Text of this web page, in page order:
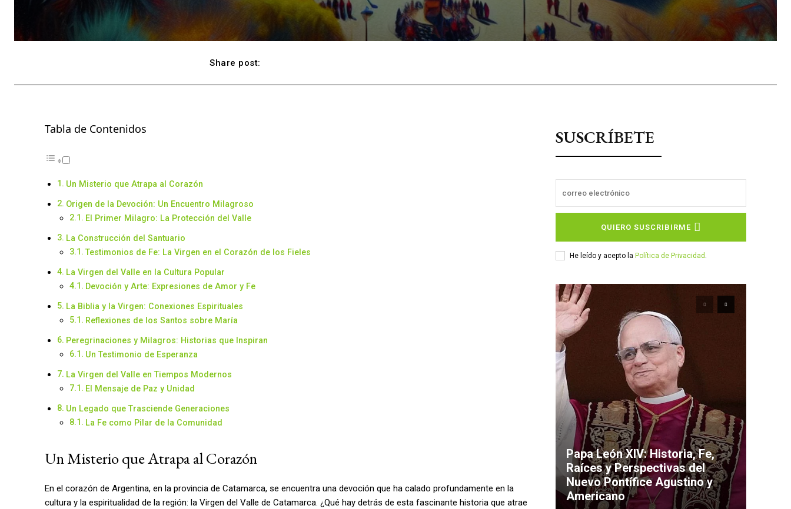
Share post:
Tabla de Contenidos
Un Misterio que Atrapa al Corazón
Origen de la Devoción: Un Encuentro Milagroso
El Primer Milagro: La Protección del Valle
La Construcción del Santuario
Testimonios de Fe: La Virgen en el Corazón de los Fieles
La Virgen del Valle en la Cultura Popular
Devoción y Arte: Expresiones de Amor y Fe
La Biblia y la Virgen: Conexiones Espirituales
Reflexiones de los Santos sobre María
Peregrinaciones y Milagros: Historias que Inspiran
Un Testimonio de Esperanza
La Virgen del Valle en Tiempos Modernos
El Mensaje de Paz y Unidad
Un Legado que Trasciende Generaciones
La Fe como Pilar de la Comunidad
Un Misterio que Atrapa al Corazón
En el corazón de Argentina, en la provincia de Catamarca, se encuentra una devoción que ha calado profundamente en la
cultura y la espiritualidad de la región: la Virgen del Valle de Catamarca. ¿Qué hay detrás de esta fascinante historia que atrae
SUSCRÍBETE
QUIERO SUSCRIBIRME
He leído y acepto la Política de Privacidad
Papa León XIV: Historia, Fe,
Raíces y Perspectivas del
Nuevo Pontífice Agustino y
Americano